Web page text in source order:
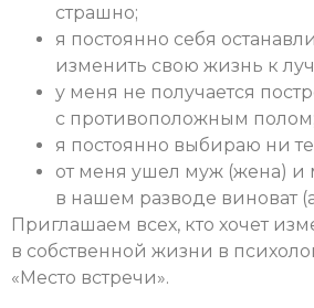
страшно;
я постоянно себя
изменить свою жизнь к
у меня не получается
с противоположным полом;
я постоянно выбираю ни
от меня ушел муж (жена) и
в нашем разводе виноват
Приглашаем всех, кто хочет
в собственной жизни в
«Место встречи».